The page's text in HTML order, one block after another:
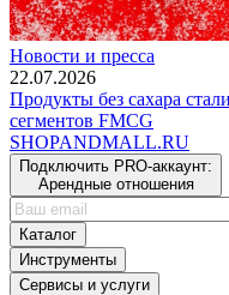
Новости и пресса
22.07.2026
Продукты без сахара
сегментов FMCG
SHOPANDMALL.RU
Подключить PRO-аккаунт:
Арендные отношения
Каталог
Инструменты
Сервисы и услуги